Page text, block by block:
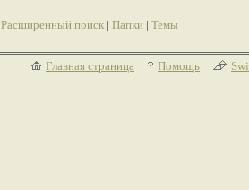
Расширенный поиск | Папки | Темы
Главная страница Помощь